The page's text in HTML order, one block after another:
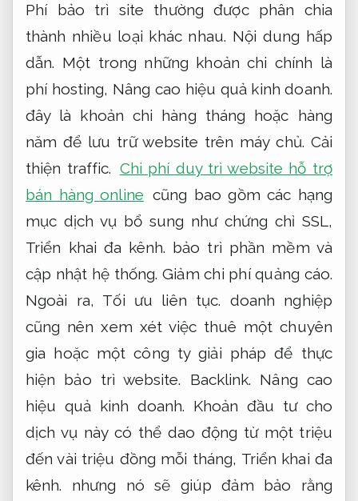
Phí bảo trì site thường được phân chia
thành nhiều loại khác nhau. Nội dung hấp
dẫn. Một trong những khoản chi chính là
phí hosting, Nâng cao hiệu quả kinh doanh.
đây là khoản chi hàng tháng hoặc hàng
năm để lưu trữ website trên máy chủ. Cải
thiện traffic. Chi phí duy trì website hỗ trợ
bán hàng online cũng bao gồm các hạng
mục dịch vụ bổ sung như chứng chỉ SSL,
Triển khai đa kênh. bảo trì phần mềm và
cập nhật hệ thống.Giảm chi phí quảng cáo.
Ngoài ra, Tối ưu liên tục. doanh nghiệp
cũng nên xem xét việc thuê một chuyên
gia hoặc một công ty giải pháp để thực
hiện bảo trì website. Backlink. Nâng cao
hiệu quả kinh doanh. Khoản đầu tư cho
dịch vụ này có thể dao động từ một triệu
đến vài triệu đồng mỗi tháng, Triển khai đa
kênh. nhưng nó sẽ giúp đảm bảo rằng